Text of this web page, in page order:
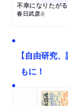
春日武彦著
【自由研究
もに！